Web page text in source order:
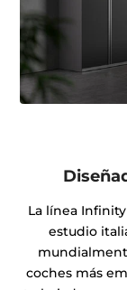
La línea
estudio
coches más